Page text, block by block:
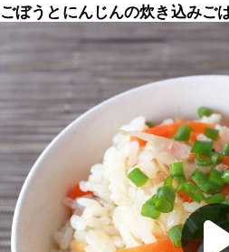
ごぼうとにんじんの炊き込みご